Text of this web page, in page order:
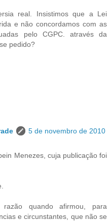
real. Insistimos que a Lei
e não concordamos com as
pelo CGPC. através da
pedido?
5 de novembro de 2010
Menezes, cuja publicação foi
razão quando afirmou, para
e circunstantes, que não se